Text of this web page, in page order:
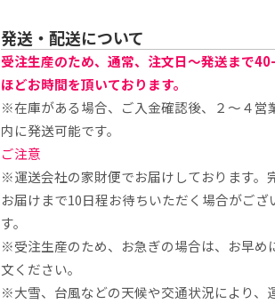
発送・配送について
受注生産のため、通常、注文日～発送まで
ほどお時間を頂いております。
※在庫がある場合、ご入金確認後、２～４営
内に発送可能です。
ご注意
※運送会社の家財便でお届けしております。
お届けまで10日程お待ちいただく場合がござ
す。
※受注生産のため、お急ぎの場合は、お早め
文ください。
※大雪、台風などの天候や交通状況により、